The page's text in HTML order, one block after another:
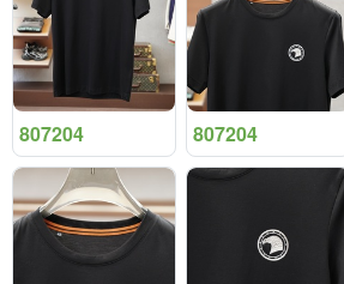
807204 807204